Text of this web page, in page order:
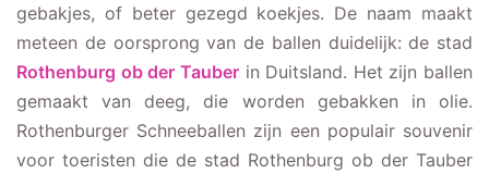
gebakjes, of beter gezegd koekjes. De naam maakt
meteen de oorsprong van de ballen duidelijk: de stad
Rothenburg ob der Tauberin Duitsland. Het zijn ballen
gemaakt van deeg, die worden gebakken in olie.
Rothenburger Schneeballen zijn een populair souvenir
voor toeristen die de stad Rothenburg ob der Tauber